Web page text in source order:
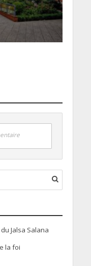
Jalsa Salana
la foi